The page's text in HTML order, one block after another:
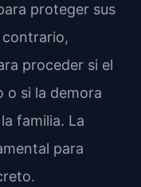
proteger sus
contrario,
proceder si el
o si la demora
familia. La
para